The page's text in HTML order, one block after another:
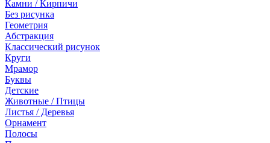
Камни / Кирпичи
Без рисунка
Геометрия
Абстракция
Классический рисунок
Круги
Мрамор
Буквы
Детские
Животные / Птицы
Листья / Деревья
Орнамент
Полосы